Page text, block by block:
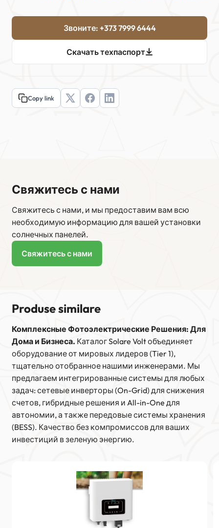
Звоните: +373 7999 6444
Скачать техпаспорт
Copy link
Свяжитесь с нами
Свяжитесь с нами, и мы предоставим вам всю
необходимую информацию для вашей установки
солнечных панелей.
Свяжитесь с нами
Produse similare
Комплексные Фотоэлектрические Решения: Для
Дома и Бизнеса. Каталог Solare Volt объединяет
оборудование от мировых лидеров (Tier 1),
тщательно отобранное нашими инженерами. Мы
предлагаем интегрированные системы для любых
задач: сетевые инверторы (On-Grid) для снижения
счетов, гибридные решения и All-in-One для
автономии, а также передовые системы хранения
(BESS). Качество без компромиссов для ваших
инвестиций в зеленую энергию.